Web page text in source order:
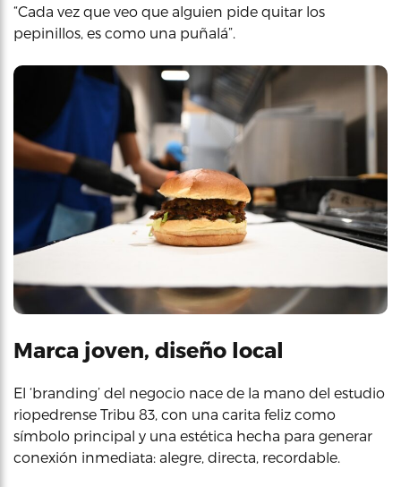
“Cada vez que veo que alguien pide quitar los
pepinillos, es como una puñalá”.
Marca joven, diseño local
El ‘branding’ del negocio nace de la mano del estudio
riopedrense Tribu 83, con una carita feliz como
símbolo principal y una estética hecha para generar
conexión inmediata: alegre, directa, recordable.